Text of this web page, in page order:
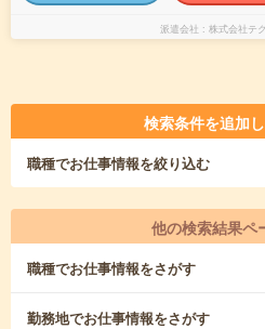
派遣会社 株式会社テ
検索条件を追加
職種でお仕事情報を絞り込む
他の検索結果ペ
職種でお仕事情報をさがす
勤務地でお仕事情報をさがす